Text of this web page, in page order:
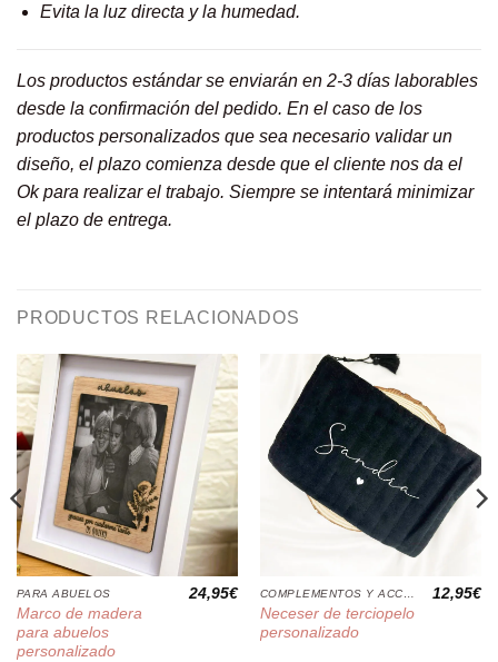
Evita la luz directa y la humedad.
Los productos estándar se enviarán en 2-3 días laborables
desde la confirmación del pedido. En el caso de los
productos personalizados que sea necesario validar un
diseño, el plazo comienza desde que el cliente nos da el
Ok para realizar el trabajo. Siempre se intentará minimizar
el plazo de entrega.
PRODUCTOS RELACIONADOS
PARA ABUELOS
Marco de madera
para abuelos
personalizado
24,95€ COMPLEMENTOS Y ACCESORIOS
Neceser de terciopelo
personalizado
12,95€